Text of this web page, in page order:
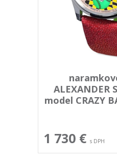
ALEXANDER
model CRAZY
1 730 € s DPH